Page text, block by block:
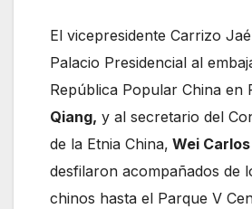
El vicepresidente Carrizo
Palacio Presidencial al
República Popular China en
Qiang, y al secretario del
de la Etnia China, Wei Carlos
desfilaron acompañados de
chinos hasta el Parque V